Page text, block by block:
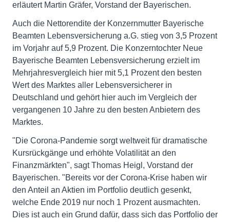
erläutert Martin Gräfer, Vorstand der Bayerischen.
Auch die Nettorendite der Konzernmutter Bayerische
Beamten Lebensversicherung a.G. stieg von 3,5 Prozent
im Vorjahr auf 5,9 Prozent. Die Konzerntochter Neue
Bayerische Beamten Lebensversicherung erzielt im
Mehrjahresvergleich hier mit 5,1 Prozent den besten
Wert des Marktes aller Lebensversicherer in
Deutschland und gehört hier auch im Vergleich der
vergangenen 10 Jahre zu den besten Anbietern des
Marktes.
"Die Corona-Pandemie sorgt weltweit für dramatische
Kursrückgänge und erhöhte Volatilität an den
Finanzmärkten", sagt Thomas Heigl, Vorstand der
Bayerischen. "Bereits vor der Corona-Krise haben wir
den Anteil an Aktien im Portfolio deutlich gesenkt,
welche Ende 2019 nur noch 1 Prozent ausmachten.
Dies ist auch ein Grund dafür, dass sich das Portfolio der